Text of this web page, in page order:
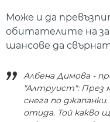
Може и да
обитателите на
шансове да
Албена Димова -
"Алтруист": През
снега по
отида. Той какво